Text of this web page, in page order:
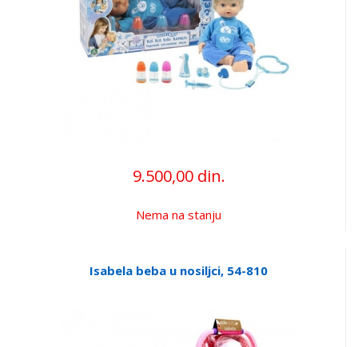
9.500,00 din.
Nema na stanju
Isabela beba u nosiljci, 54-810